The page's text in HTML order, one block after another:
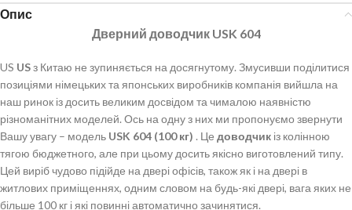
Опис
Дверний доводчик USK 604
US USз Китаю не зупиняється на досягнутому. Змусивши поділитися
позиціями німецьких та японських виробників компанія вийшла на
наш ринок із досить великим досвідом та чималою наявністю
різноманітних моделей. Ось на одну з них ми пропонуємо звернути
Вашу увагу – модель USK 604 (100 кг) . Це доводчик із колінною
тягою бюджетного, але при цьому досить якісно виготовлений типу.
Цей виріб чудово підійде на двері офісів, також як і на двері в
житлових приміщеннях, одним словом на будь-які двері, вага яких не
більше 100 кг і які повинні автоматично зачинятися.